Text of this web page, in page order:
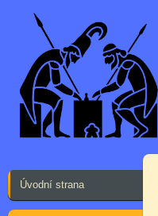
Úvodní strana